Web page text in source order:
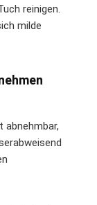
reinigen.
milde
abnehmbar,